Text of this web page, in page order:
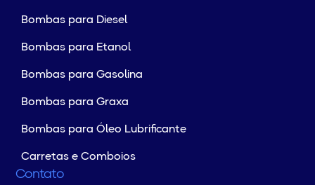
Bombas para Diesel
Bombas para Etanol
Bombas para Gasolina
Bombas para Graxa
Bombas para Óleo Lubrificante
Carretas e Comboios
Contato